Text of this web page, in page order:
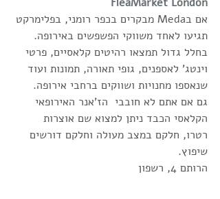
אם בMeda מבקרים בכפר רומני, בפלימרקט
תגיעו לאחד משווקי הפשפשים באירופה.
בחלל גדול תמצאו רהיטים קלאסיים, פרטי
וינטג' לאספנים, גופי תאורה, תמונות ועוד
שנאספו מחנויות ושווקים ברחבי אירופה.
גם אם אתם לא חובבי  הז'אנר האירופאי
הקלאסי הכבד ניתן למצוא שם אוצרות
רטרו, חלקם במצב מעולה וחלקם דורשים
שיפוץ.
הרותם 4, רשפון